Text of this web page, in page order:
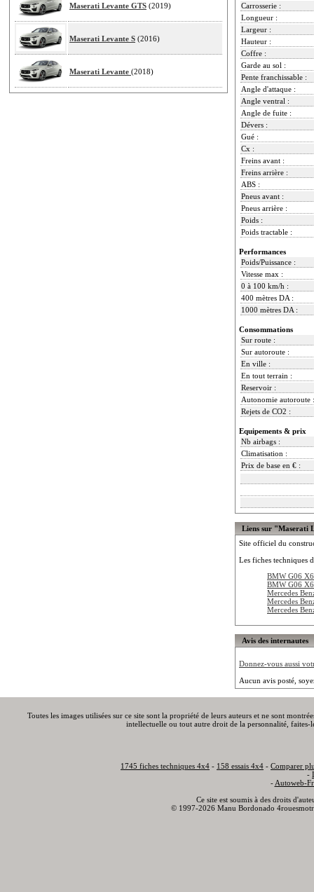
Maserati Levante GTS (2019)
Maserati Levante S (2016)
Maserati Levante (2018)
Carrosserie :
Longueur :
Largeur :
Hauteur :
Coffre :
Garde au sol :
Pente franchissable :
Angle d'attaque :
Angle ventral :
Angle de fuite :
Dévers :
Gué :
Cx :
Freins avant :
Freins arrière :
ABS :
Pneus avant :
Pneus arrière :
Poids :
Poids tractable :
Performances
Poids/Puissance :
Vitesse max :
0 à 100 km/h :
400 mètres DA :
1000 mètres DA :
Consommations
Sur route :
Sur autoroute :
En ville :
En tout terrain :
Reservoir :
Autonomie autoroute :
Rejets de CO2 :
Equipements & prix
Nb airbags :
Climatisation :
Prix de base en € :
Liens sur "Maserati
Site officiel du
Les fiches techniques
BMW G06
BMW G06
Mercedes
Mercedes
Mercedes
Avis des internautes
Donnez-vous aussi
Aucun avis posté,
Toutes les images utilisées sur ce site sont la propriété de leurs auteurs et ne sont
intellectuelle ou tout autre droit de la personnalité,
1745 fiches techniques 4x4 - 158 essais 4x4 - Comparer
-
- Autoweb-
Ce site est soumis à des droits
© 1997-2026 Manu Bordonado